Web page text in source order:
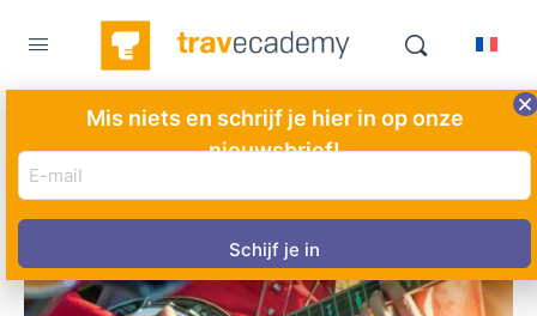
Mis niets en schrijf je hier in op onze
nieuwsbrief!
E-
mail
adres